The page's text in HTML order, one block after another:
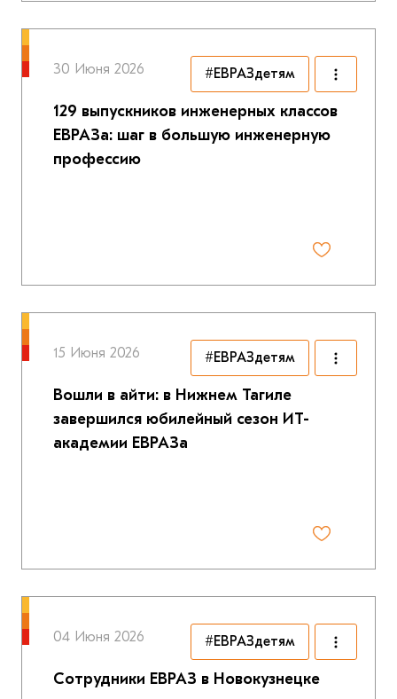
30 Июня 2026
129 выпускников инженерных классов
ЕВРАЗа: шаг в большую инженерную
профессию
#ЕВРАЗдетям
15 Июня 2026
Вошли в айти: в Нижнем Тагиле
завершился юбилейный сезон ИТ-
академии ЕВРАЗа
#ЕВРАЗдетям
04 Июня 2026
Сотрудники ЕВРАЗ в Новокузнецке
#ЕВРАЗдетям